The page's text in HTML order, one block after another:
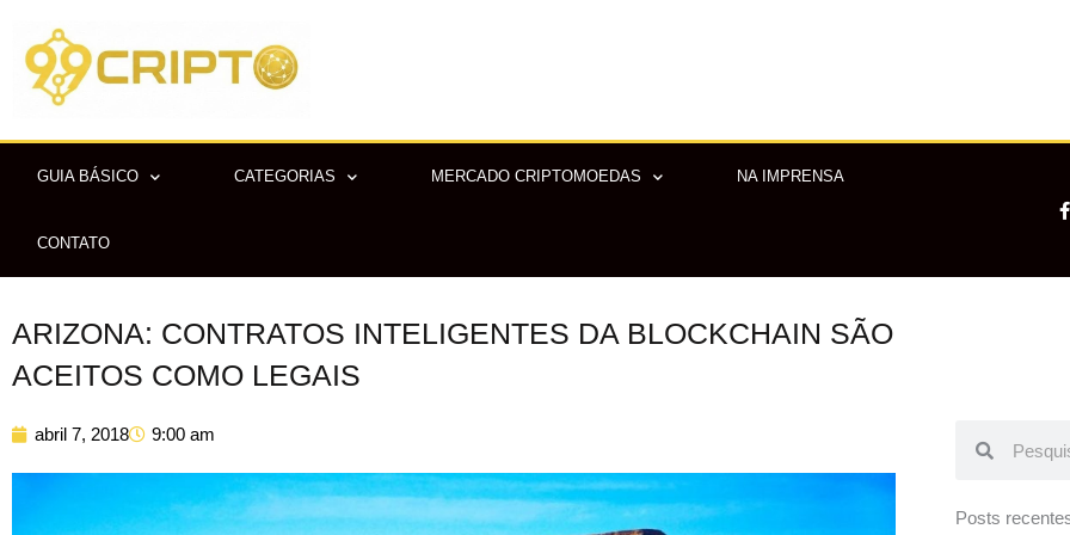
para
conteúdo
GUIA BÁSICO CATEGORIAS MERCADO CRIPTOMOEDAS NA IMPRENSA
CONTATO
F
a
ARIZONA: CONTRATOS INTELIGENTES DA BLOCKCHAIN SÃO
ACEITOS COMO LEGAIS
abril 7, 2018 9:00 am
Posts